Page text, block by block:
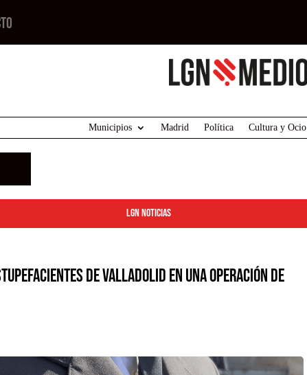
Municipios Madrid Política Cultura y Ocio
LGN Noticias
de Valladolid en una operación de